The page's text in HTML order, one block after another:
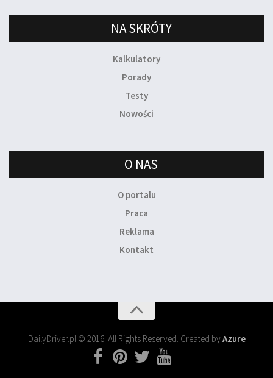
NA SKRÓTY
Kalkulatory
Porady
Testy
Nowości
O NAS
O portalu
Praca
Reklama
Kontakt
DailyDriver.pl © 2016. All Rights Reserved. Created byAzure